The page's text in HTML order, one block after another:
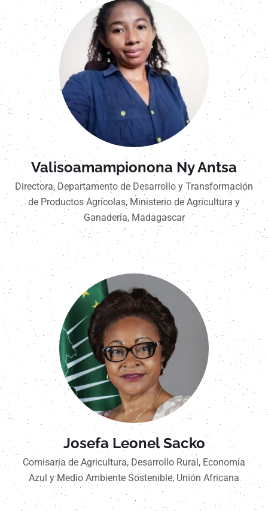
Valisoamampionona Ny Antsa
Directora, Departamento de Desarrollo y Transformación
de Productos Agrícolas, Ministerio de Agricultura y
Ganadería, Madagascar
Josefa Leonel Sacko
Comisaria de Agricultura, Desarrollo Rural, Economía
Azul y Medio Ambiente Sostenible, Unión Africana